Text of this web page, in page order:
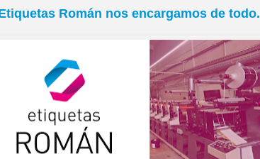
Román nos encargamos de todo.